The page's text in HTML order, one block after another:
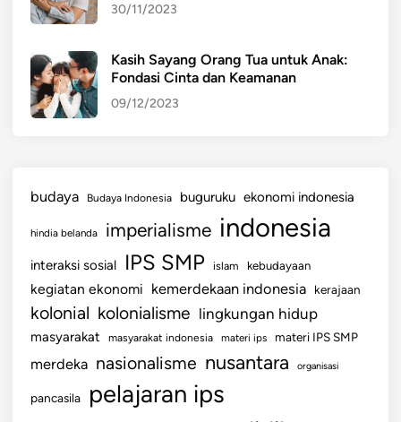
30/11/2023
Kasih Sayang Orang Tua untuk Anak:
Fondasi Cinta dan Keamanan
09/12/2023
budaya Budaya Indonesia buguruku ekonomi indonesia
hindia belanda imperialisme indonesia
interaksi sosial IPS SMP islam kebudayaan
kegiatan ekonomi kemerdekaan indonesia kerajaan
kolonial kolonialisme lingkungan hidup
masyarakat masyarakat indonesia materi ips materi IPS SMP
merdeka nasionalisme nusantara organisasi
pancasila
pelajaran ips